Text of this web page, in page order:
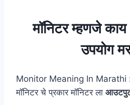
मॉनिटर म्हणजे काय
उपयोग
Monitor Meaning In Marathi
मॉनिटर चे प्रकार मॉनिटर ला